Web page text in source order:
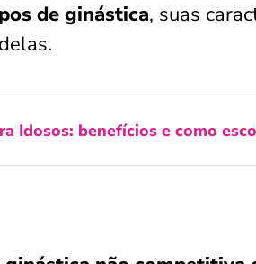
de ginástica, suas
Idosos: benefícios e como